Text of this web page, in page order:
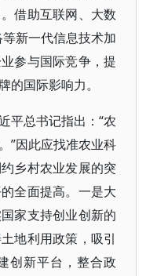
借助互联网、大数
新一代信息技术加
参与国际竞争，提
的国际影响力。
平总书记指出：“农
”因此应找准农业科
乡村农业发展的突
全面提高。一是大
家支持创业创新的
地利用政策，吸引
创新平台，整合政